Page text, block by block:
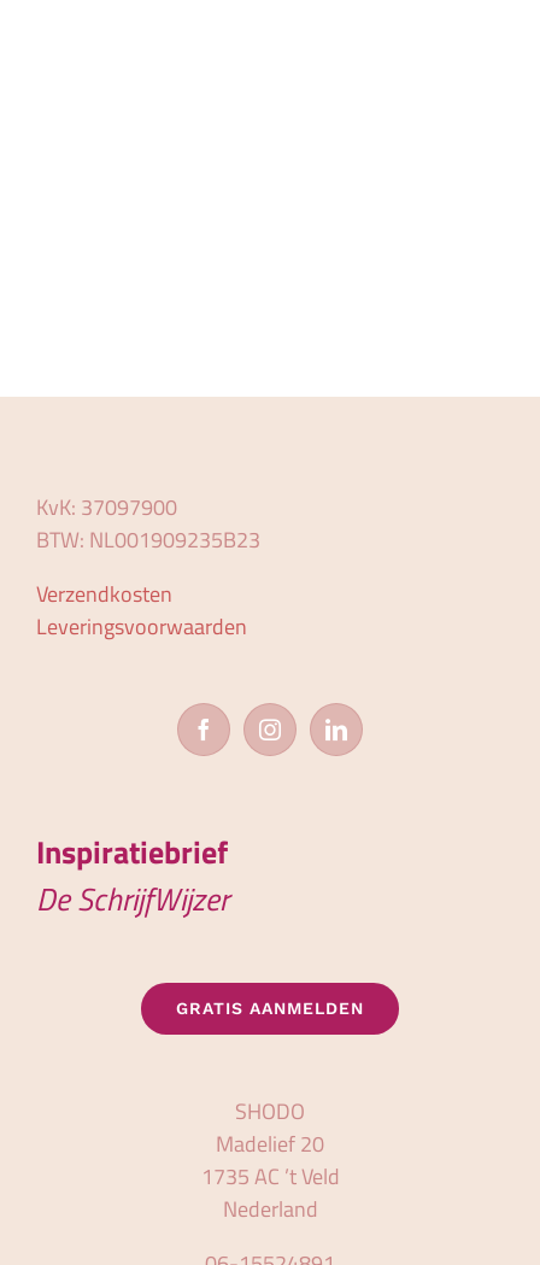
KvK: 37097900
BTW: NL001909235B23
Verzendkosten
Leveringsvoorwaarden
Inspiratiebrief
De SchrijfWijzer
GRATIS AANMELDEN
SHODO
Madelief 20
1735 AC ’t Veld
Nederland